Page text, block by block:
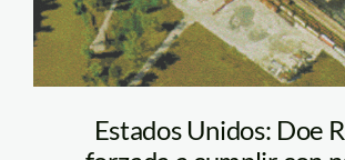
Estados Unidos: Doe